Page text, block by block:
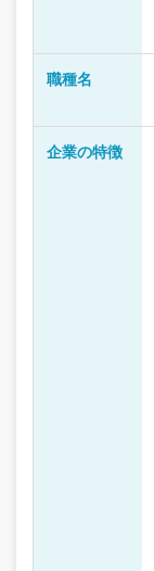
職種名
企業の特徴